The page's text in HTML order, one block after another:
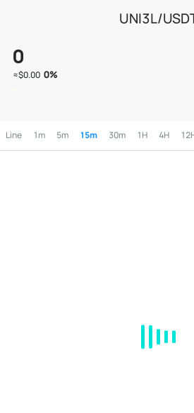
UNI3L/
0
≈$0.00 0%
Line 1m 5m 15m 30m 1H 4H